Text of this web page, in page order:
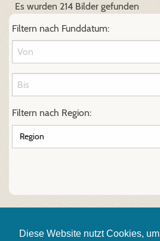
Diese Website nutzt Cookies, um
Es wurden 214 Bilder gefunden
Filtern nach Funddatum:
Filtern nach Region: